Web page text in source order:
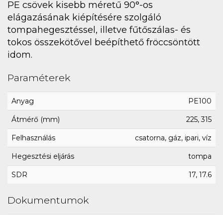
PE csövek kisebb méretű 90°-os
elágazásának kiépítésére szolgáló
tompahegesztéssel, illetve fűtőszálas- és
tokos összekötővel beépíthető fröccsöntött
idom.
Paraméterek
Anyag PE100
Átmérő (mm) 225, 315
Felhasználás csatorna, gáz, ipari, víz
Hegesztési eljárás tompa
SDR 17, 17.6
Dokumentumok